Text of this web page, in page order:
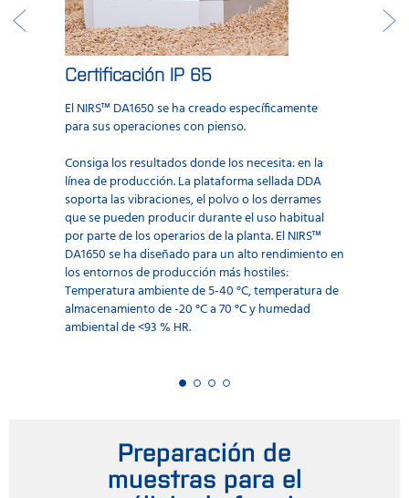
Certificación IP 65
El NIRS™ DA1650 se ha creado específicamente
para sus operaciones con pienso.
Consiga los resultados donde los necesita: en la
línea de producción. La plataforma sellada DDA
soporta las vibraciones, el polvo o los derrames
que se pueden producir durante el uso habitual
por parte de los operarios de la planta. El NIRS™
DA1650 se ha diseñado para un alto rendimiento en
los entornos de producción más hostiles:
Temperatura ambiente de 5-40 °C, temperatura de
almacenamiento de -20 °C a 70 °C y humedad
ambiental de <93 % HR.
Preparación de
muestras para el